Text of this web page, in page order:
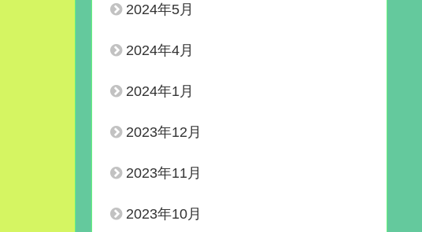
2024年5月
2024年4月
2024年1月
2023年12月
2023年11月
2023年10月